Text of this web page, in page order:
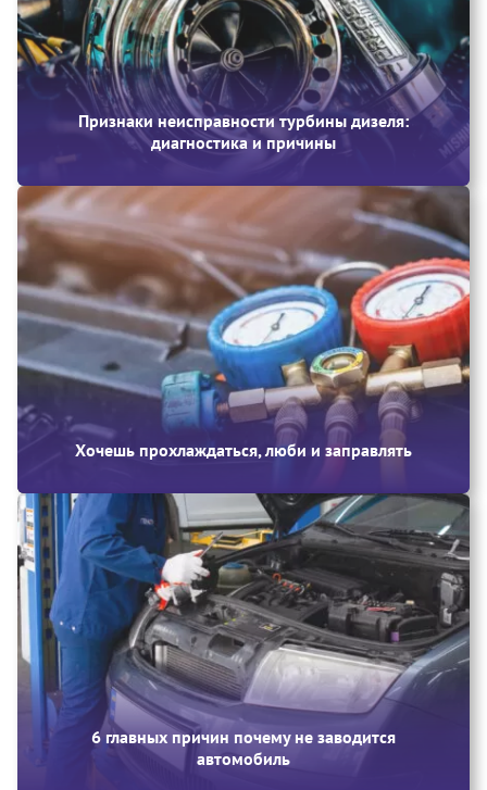
Признаки неисправности турбины дизеля:
диагностика и причины
Хочешь прохлаждаться, люби и заправлять
6 главных причин почему не заводится
автомобиль